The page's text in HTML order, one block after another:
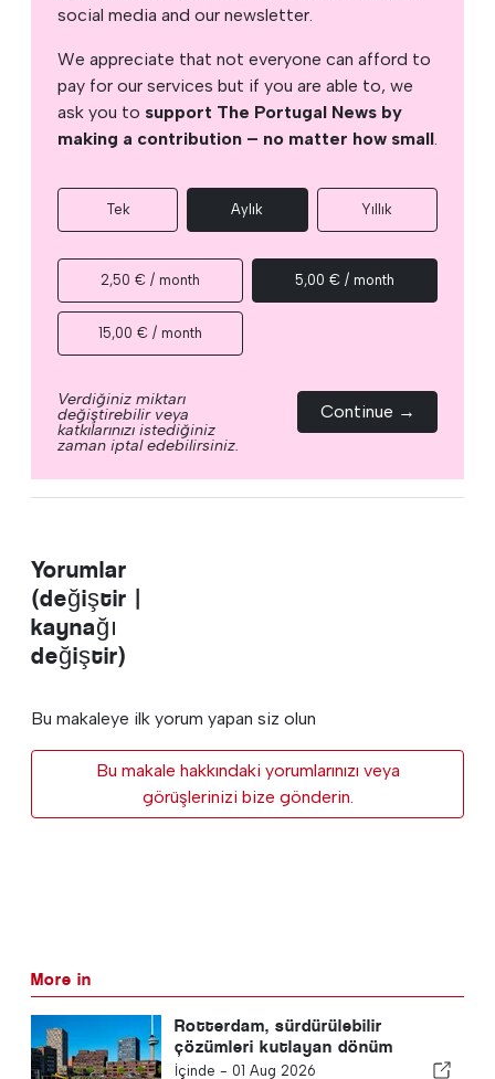
social media and our newsletter.
We appreciate that not everyone can afford to
pay for our services but if you are able to, we
ask you to support The Portugal News by
making a contribution – no matter how small.
Tek Aylık Yıllık
2,50 € / month 5,00 € / month
15,00 € / month
Verdiğiniz miktarı
değiştirebilir veya
katkılarınızı istediğiniz
zaman iptal edebilirsiniz.
Continue →
Yorumlar
(değiştir |
kaynağı
değiştir)
Bu makaleye ilk yorum yapan siz olun
Bu makale hakkındaki yorumlarınızı veya
görüşlerinizi bize gönderin.
More in
Rotterdam, sürdürülebilir
çözümleri kutlayan dönüm
noktası planlıyor
İçinde - 01 Aug 2026